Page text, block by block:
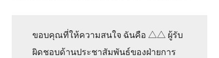
ขอบคุณที่ให้ความสนใจ ฉันคือ △△ ผู้รับ
ผิดชอบด้านประชาสัมพันธ์ของฝ่ายการ